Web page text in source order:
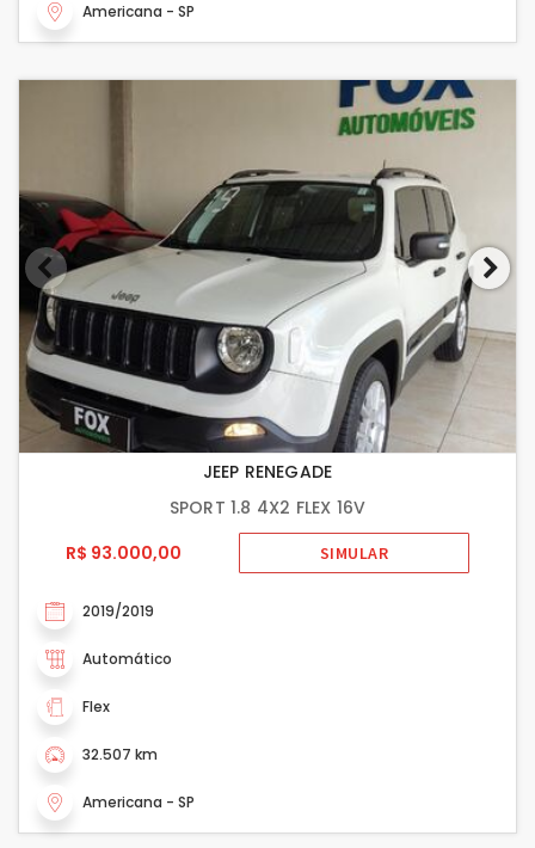
Americana - SP
JEEP RENEGADE
SPORT 1.8 4X2 FLEX 16V
R$ 93.000,00
SIMULAR
2019/2019
Automático
Flex
32.507 km
Americana - SP